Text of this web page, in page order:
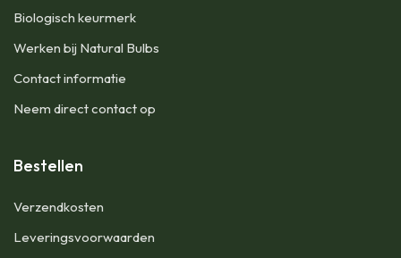
Biologisch keurmerk
Werken bij Natural Bulbs
Contact informatie
Neem direct contact op
Bestellen
Verzendkosten
Leveringsvoorwaarden